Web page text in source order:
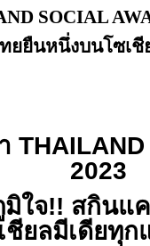
SOCIAL
ยยืนหนึ่งบนโซเ
2023
ใจ!! สกินแ
ชียลมีเดียทุ